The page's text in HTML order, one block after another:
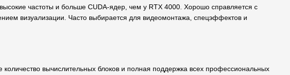
частоты и больше CUDA-ядер, чем у RTX 4000. Хорошо справляется с
визуализации. Часто выбирается для видеомонтажа, спецэффектов и
вычислительных блоков и полная поддержка всех профессиональных